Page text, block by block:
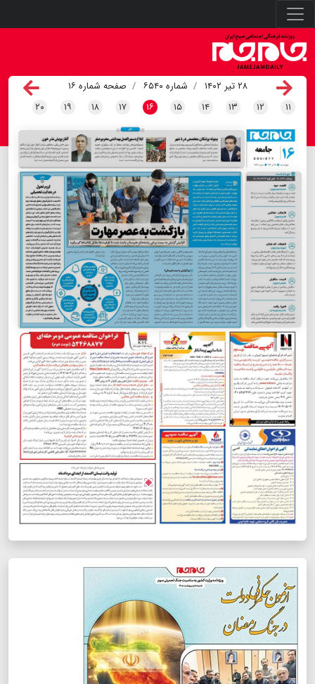
۲۸ تیر ۱۴۰۲ شماره ۶۵۴۰
صفحه شماره ۱۶
۱۱ ۱۲ ۱۳ ۱۴ ۱۵ ۱۶ ۱۷ ۱۸ ۱۹ ۲۰